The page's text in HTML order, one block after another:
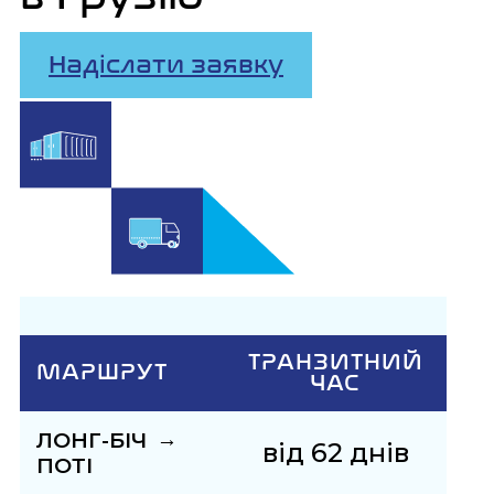
Надіслати заявку
МАРШРУТ
ТРАНЗИТНИЙ
ЧАС
ЛОНГ-БІЧ →
ПОТІ
від 62 днів